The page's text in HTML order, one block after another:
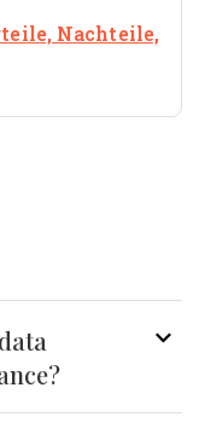
Nachteile,
new window